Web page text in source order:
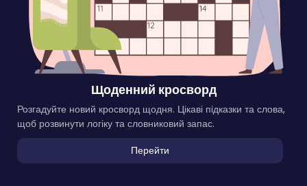
Щоденний кросворд
Розгадуйте новий кросворд щодня. Цікаві підказки та слова,
щоб розвинути логіку та словниковий запас.
Перейти